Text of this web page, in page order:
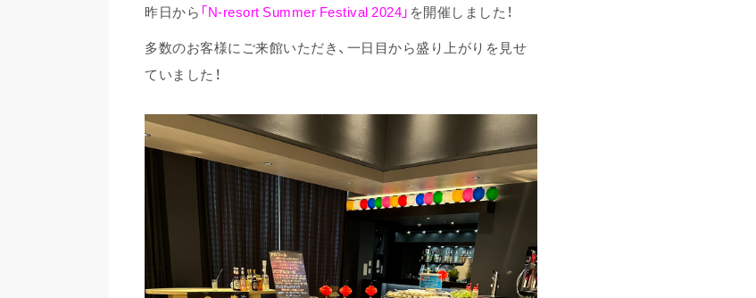
昨日から 「N-resort Summer Festival 2024」 を開催しました！
多数のお客様にご来館いただき、一日目から盛り上がりを見せ
ていました！